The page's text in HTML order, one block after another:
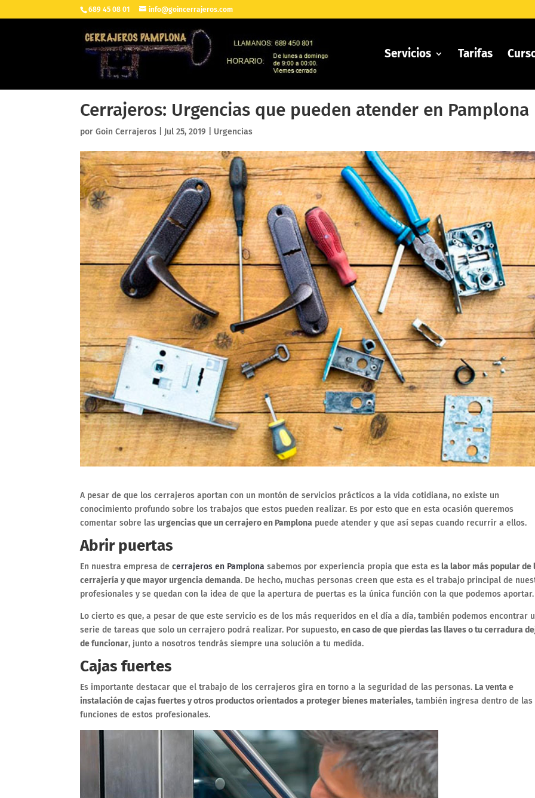
689 45 08 01 info@goincerrajeros.com
Servicios Tarifas
Cerrajeros: Urgencias que pueden atender en Pamplona
porGoin Cerrajeros Jul 25, 2019 Urgencias
A pesar de que los cerrajeros aportan con un montón de servicios prácticos a la vida cotidiana, no existe un
conocimiento profundo sobre los trabajos que estos pueden realizar. Es por esto que en esta ocasión queremos
comentar sobre lasurgencias que un cerrajero en Pamplona puede atender y que así sepas cuando recurrir a ellos.
Abrir puertas
En nuestra empresa decerrajeros en Pamplona sabemos por experiencia propia que esta esla labor más popular de
cerrajería y que mayor urgencia demanda. De hecho, muchas personas creen que esta es el trabajo principal de
profesionales y se quedan con la idea de que la apertura de puertas es la única función con la que podemos aportar.
Lo cierto es que, a pesar de que este servicio es de los más requeridos en el día a día, también podemos encontrar
serie de tareas que solo un cerrajero podrá realizar. Por supuesto,en caso de que pierdas las llaves o tu cerradura
de funcionar, junto a nosotros tendrás siempre una solución a tu medida.
Cajas fuertes
Es importante destacar que el trabajo de los cerrajeros gira en torno a la seguridad de las personas. La venta e
instalación de cajas fuertes y otros productos orientados a proteger bienes materiales, también ingresa dentro de las
funciones de estos profesionales.